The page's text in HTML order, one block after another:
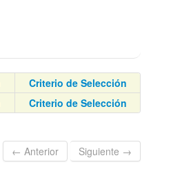
Criterio de Selección
Criterio de Selección
← Anterior
Siguiente →